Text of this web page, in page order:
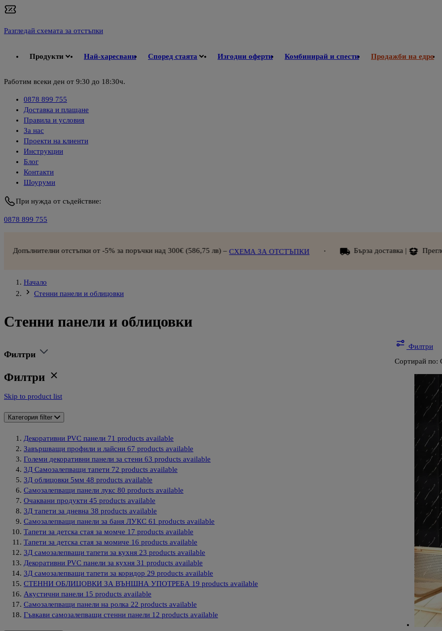
Разгледай схемата за отстъпки
Продукти Най-харесвани Според стаята Изгодни оферти Комбинирай и спести Продажби на едро
Работим всеки ден от 9:30 до 18:30ч.
0878 899 755
Доставка и плащане
Правила и условия
За нас
Проекти на клиенти
Инструкции
Блог
Контакти
Шоуруми
При нужда от съдействие:
0878 899 755
отстъпки от -5% за поръчки над 300€ (586,75 лв) –СХЕМА ЗА ОТСТЪПКИ Бърза доставка | Преглед при
Начало
Стенни панели и облицовки
Стенни панели и облицовки
Филтри
Филтри
Skip to product list
Категория filter
Декоративни PVC панели 71 products available
Завършващи профили и лайсни 67 products available
Големи декоративни панели за стени 63 products available
3Д Самозалепващи тапети 72 products available
3Д облицовки 5мм 48 products available
Самозалепващи панели лукс 80 products available
Очаквани продукти 45 products available
3Д тапети за дневна 38 products available
Самозалепващи панели за баня ЛУКС 61 products available
Тапети за детска стая за момче 17 products available
Тапети за детска стая за момиче 16 products available
3Д самозалепващи тапети за кухня 23 products available
Декоративни PVC панели за кухня 31 products available
3Д самозалепващи тапети за коридор 29 products available
СТЕННИ ОБЛИЦОВКИ ЗА ВЪНШНА УПОТРЕБА 19 products available
Акустични панели 15 products available
Самозалепващи панели на ролка 22 products available
Гъвкави самозалепващи стенни панели 12 products available
Филтри
Сортирай по: